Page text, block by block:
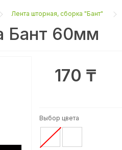
Лента шторная, сборка "Бант"
Бант 60мм
170 ₸
Выбор цвета